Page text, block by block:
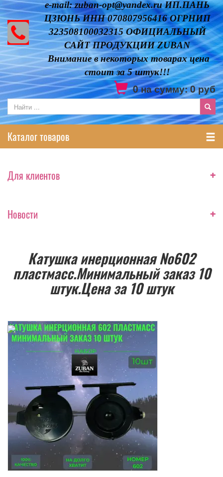
e-mail: zuban-opt@yandex.ru ИП.ПАНЬ
ЦЗЮНЬ ИНН 070807956416 ОГРНИП
323508100032315 ОФИЦИАЛЬНЫЙ
САЙТ ПРОДУКЦИИ ZUBAN
Внимание в некоторых товарах цена
стоит за 5 штук!!!
0на сумму:0руб
Каталог товаров
Для клиентов +
Новости +
Катушка инерционная №602
пластмасс.Минимальный заказ 10
штук.Цена за 10 штук